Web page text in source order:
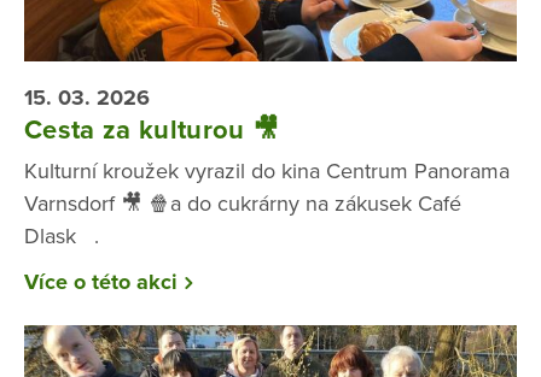
15. 03. 2026
Cesta za kulturou 🎥
Kulturní kroužek vyrazil do kina Centrum Panorama
Varnsdorf 🎥 🍿a do cukrárny na zákusek Café
Dlask .
Více o této akci